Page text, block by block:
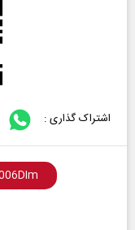
اشتراک گذاری :